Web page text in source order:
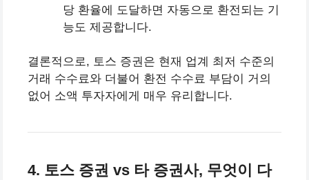
당 환율에 도달하면 자동으로 환전되는 기
능도 제공합니다.
결론적으로, 토스 증권은 현재 업계 최저 수준의
거래 수수료와 더불어 환전 수수료 부담이 거의
없어 소액 투자자에게 매우 유리합니다.
4. 토스 증권 vs 타 증권사, 무엇이 다